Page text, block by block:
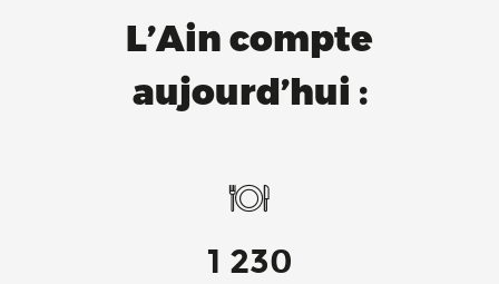
L’Ain compte
aujourd’hui :
1 230